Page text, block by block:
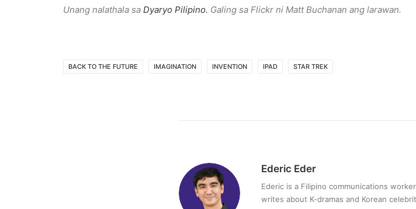
Unang nalathala sa Dyaryo Pilipino. Galing sa Flickr ni Matt Buchanan ang larawan.
BACK TO THE FUTURE IMAGINATION INVENTION IPAD STAR TREK
Ederic Eder
Ederic is a Filipino communications
writes about K-dramas and Korean